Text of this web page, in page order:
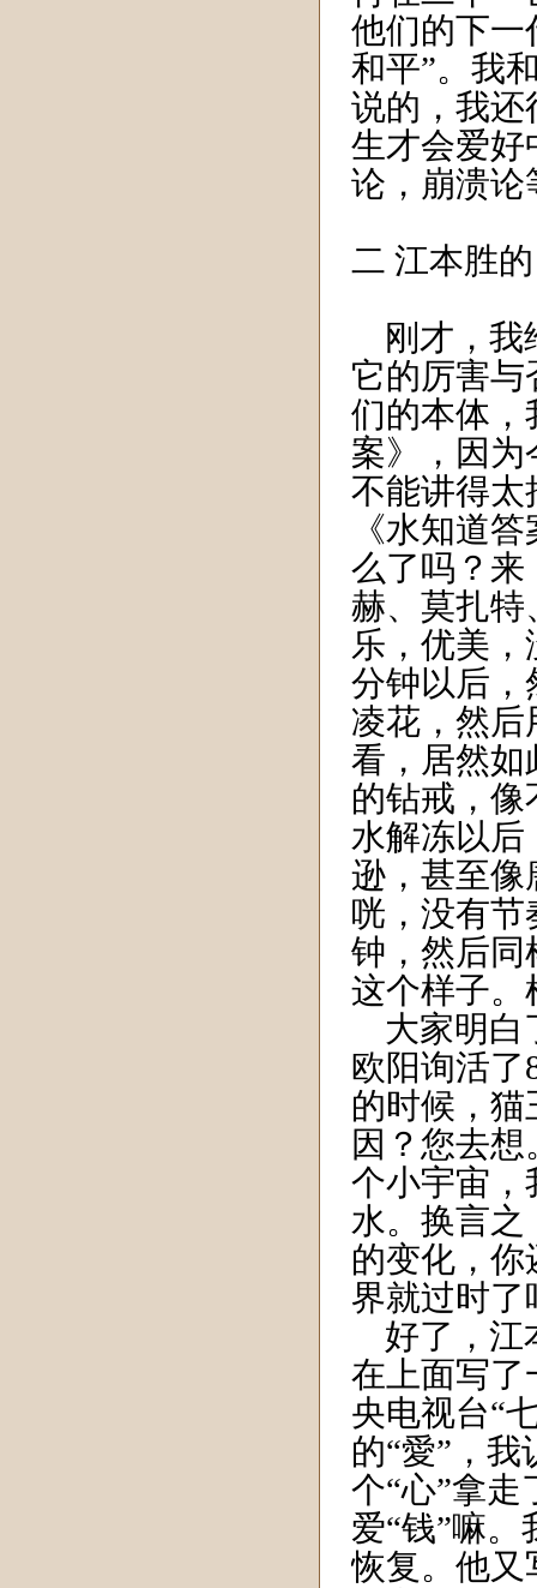
他们的下一
和平”。我
说的，我还
生才会爱好
论，崩溃论
二 江本胜
刚才，我
它的厉害与
们的本体，
案》，因为
不能讲得太
《水知道
么了吗？来
赫、莫扎特
乐，优美
分钟以后，
凌花，然后
看，居然如
的钻戒，
水解冻以后
逊，甚至
咣，没有节
钟，然后同
这个样子。
大家明白
欧阳询活了
的时候，猫
因？您去
个小宇宙，
水。换言之
的变化，
界就过时了
好了，江
在上面写了
央电视台“
的“愛”，
个“心”拿走
爱“钱”嘛
恢复。他又